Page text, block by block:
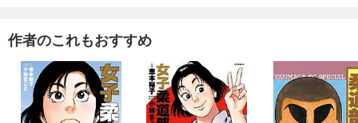
作者のこれもおすすめ